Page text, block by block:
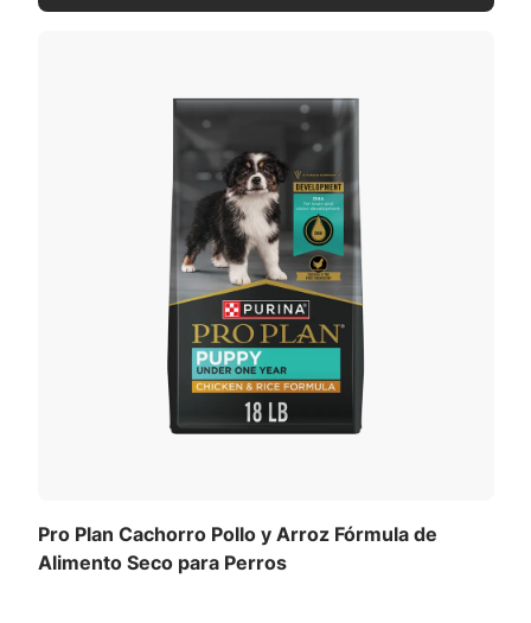
Pro Plan Cachorro Pollo y Arroz Fórmula de
Alimento Seco para Perros